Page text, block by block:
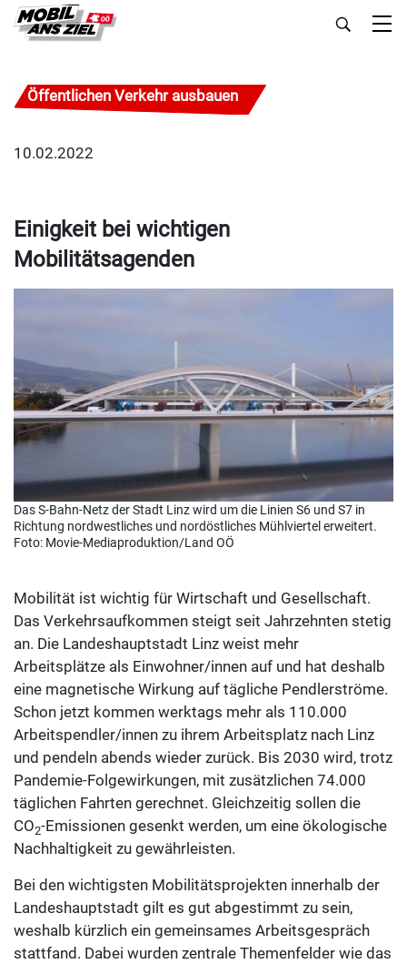
Öffentlichen Verkehr ausbauen
10.02.2022
Einigkeit bei wichtigen
Mobilitätsagenden
Das S-Bahn-Netz der Stadt Linz wird um die Linien S6 und S7 in
Richtung nordwestliches und nordöstliches Mühlviertel erweitert.
Foto: Movie-Mediaproduktion/Land OÖ
Mobilität ist wichtig für Wirtschaft und Gesellschaft.
Das Verkehrsaufkommen steigt seit Jahrzehnten stetig
an. Die Landeshauptstadt Linz weist mehr
Arbeitsplätze als Einwohner/innen auf und hat deshalb
eine magnetische Wirkung auf tägliche Pendlerströme.
Schon jetzt kommen werktags mehr als 110.000
Arbeitspendler/innen zu ihrem Arbeitsplatz nach Linz
und pendeln abends wieder zurück. Bis 2030 wird, trotz
Pandemie-Folgewirkungen, mit zusätzlichen 74.000
täglichen Fahrten gerechnet. Gleichzeitig sollen die
CO2-Emissionen gesenkt werden, um eine ökologische
Nachhaltigkeit zu gewährleisten.
Bei den wichtigsten Mobilitätsprojekten innerhalb der
Landeshauptstadt gilt es gut abgestimmt zu sein,
weshalb kürzlich ein gemeinsames Arbeitsgespräch
stattfand. Dabei wurden zentrale Themenfelder wie das